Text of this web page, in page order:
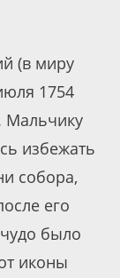
(в миру
1754
Мальчику
избежать
собора,
его
было
иконы